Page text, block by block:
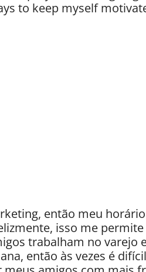
to keep myself
então meu
isso me
trabalham no varejo
então às vezes é